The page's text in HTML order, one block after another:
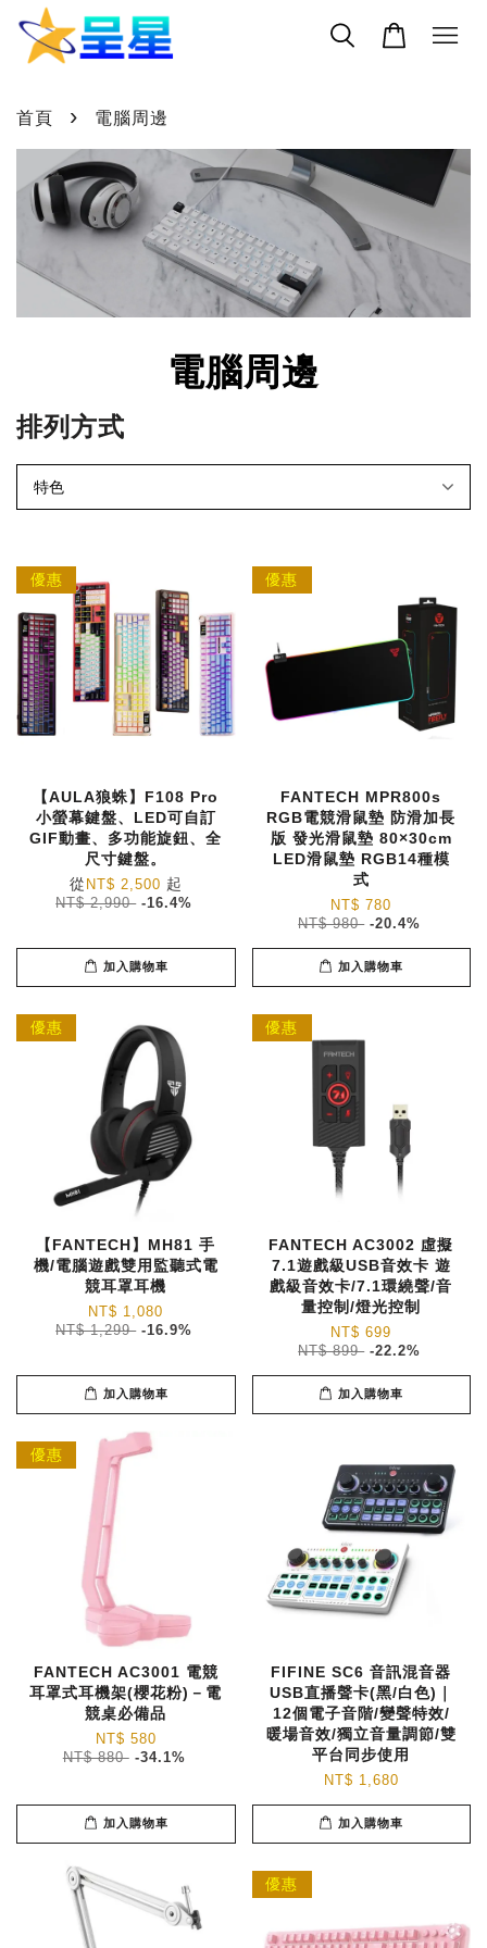
首頁 › 電腦周邊
電腦周邊
排列方式
優惠
【AULA狼蛛】F108 Pro
小螢幕鍵盤、LED可自訂
GIF動畫、多功能旋鈕、全
尺寸鍵盤。
從 NT$ 2,500 起
NT$ 2,990 -16.4%
加入購物車
優惠
FANTECH MPR800s
RGB電競滑鼠墊 防滑加長
版 發光滑鼠墊 80×30cm
LED滑鼠墊 RGB14種模
式
NT$ 780
NT$ 980 -20.4%
加入購物車
優惠
【FANTECH】MH81 手
機/電腦遊戲雙用監聽式電
競耳罩耳機
NT$ 1,080
NT$ 1,299 -16.9%
加入購物車
優惠
FANTECH AC3002 虛擬
7.1遊戲級USB音效卡 遊
戲級音效卡/7.1環繞聲/音
量控制/燈光控制
NT$ 699
NT$ 899 -22.2%
加入購物車
優惠
FANTECH AC3001 電競
耳罩式耳機架(櫻花粉)－電
競桌必備品
NT$ 580
NT$ 880 -34.1%
加入購物車
FIFINE SC6 音訊混音器
USB直播聲卡(黑/白色)｜
12個電子音階/變聲特效/
暖場音效/獨立音量調節/雙
平台同步使用
NT$ 1,680
加入購物車
優惠